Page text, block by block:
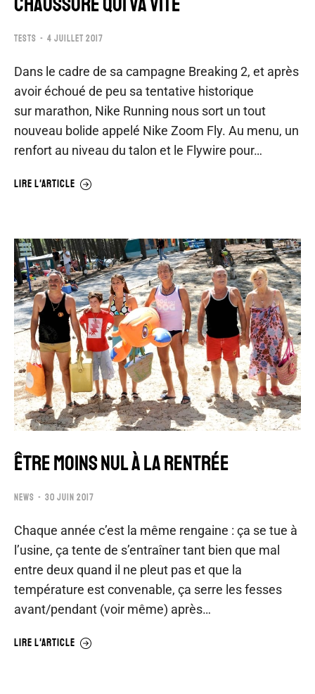
TESTS 4 JUILLET 2017
Dans le cadre de sa campagne Breaking 2, et après
avoir échoué de peu sa tentative historique
sur marathon, Nike Running nous sort un tout
nouveau bolide appelé Nike Zoom Fly. Au menu, un
renfort au niveau du talon et le Flywire pour…
LIRE L'ARTICLE
ÊTRE MOINS NUL À LA RENTRÉE
NEWS 30 JUIN 2017
Chaque année c’est la même rengaine : ça se tue à
l’usine, ça tente de s’entraîner tant bien que mal
entre deux quand il ne pleut pas et que la
température est convenable, ça serre les fesses
avant/pendant (voir même) après…
LIRE L'ARTICLE